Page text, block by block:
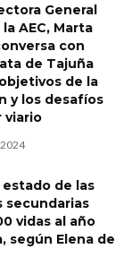
General
la AEC, Marta
con
de Tajuña
de la
y los desafíos
viario
estado de las
secundarias
vidas al año
según Elena de